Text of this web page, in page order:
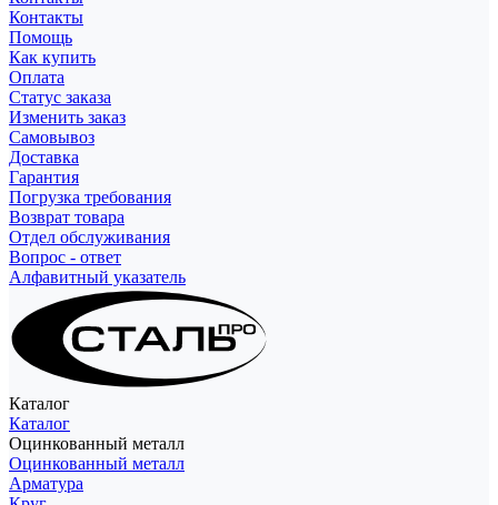
Контакты
Помощь
Как купить
Оплата
Статус заказа
Изменить заказ
Самовывоз
Доставка
Гарантия
Погрузка требования
Возврат товара
Отдел обслуживания
Вопрос - ответ
Алфавитный указатель
Каталог
Каталог
Оцинкованный металл
Оцинкованный металл
Арматура